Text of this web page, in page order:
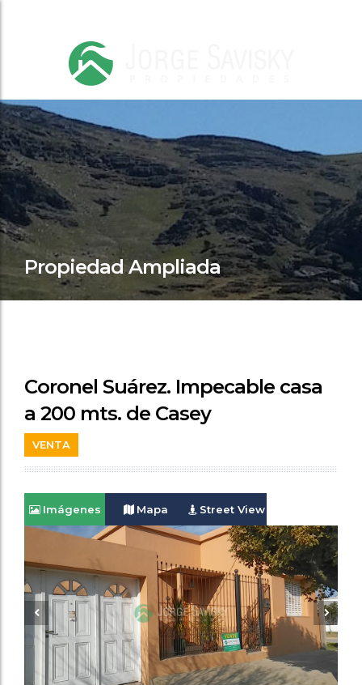
Propiedad Ampliada
Coronel Suárez. Impecable casa
a 200 mts. de Casey
VENTA
Imágenes Mapa Street View